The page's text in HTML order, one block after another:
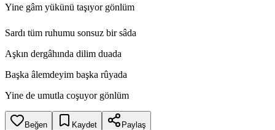
Yine gâm yükünü taşıyor gönlüm
Sardı tüm ruhumu sonsuz bir sâda
Aşkın dergâhında dilim duada
Başka âlemdeyim başka rûyada
Yine de umutla coşuyor gönlüm
Beğen Kaydet Paylaş